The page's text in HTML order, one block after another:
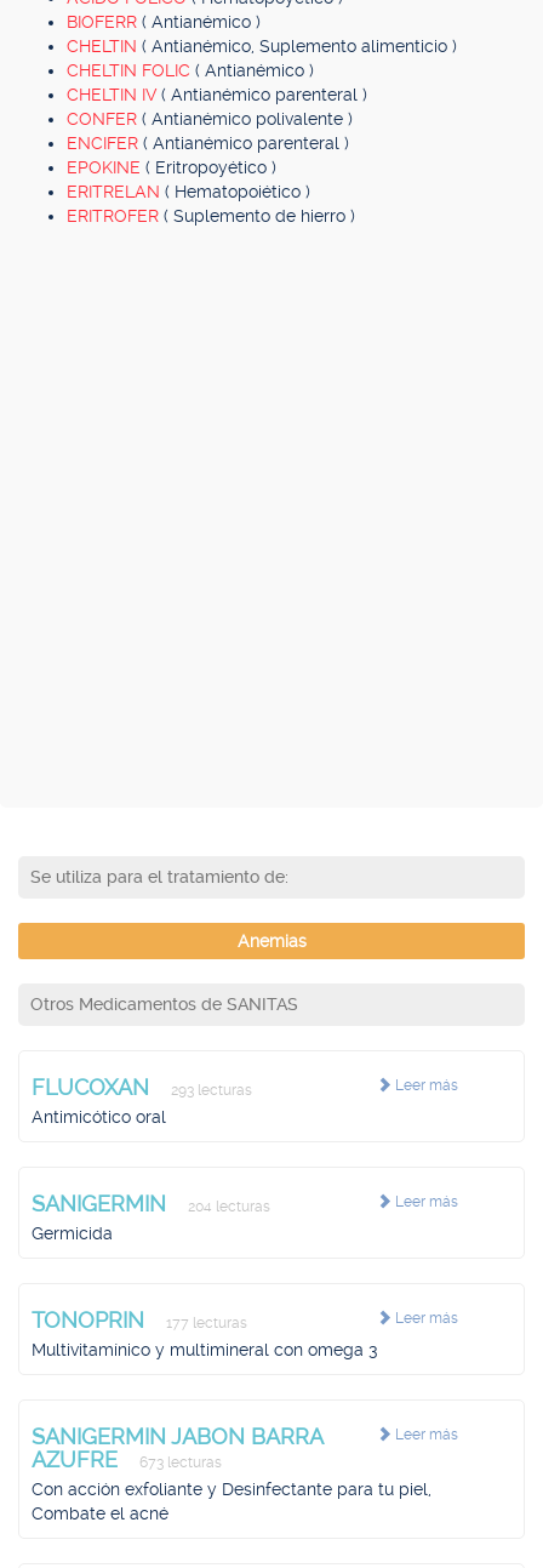
BIOFERR ( Antianémico )
CHELTIN ( Antianémico, Suplemento alimenticio )
CHELTIN FOLIC ( Antianémico )
CHELTIN IV( Antianémico parenteral )
CONFER ( Antianémico polivalente )
ENCIFER ( Antianémico parenteral )
EPOKINE ( Eritropoyético )
ERITRELAN ( Hematopoiético )
ERITROFER ( Suplemento de hierro )
Se utiliza para el tratamiento de:
Anemias
Otros Medicamentos de SANITAS
Leer más
FLUCOXAN 293 lecturas
Antimicótico oral
Leer más
SANIGERMIN 204 lecturas
Germicida
Leer más
TONOPRIN 177 lecturas
Multivitamínico y multimineral con omega 3
Leer más
SANIGERMIN JABON BARRA
AZUFRE
673 lecturas
Con acción exfoliante y Desinfectante para tu piel,
Combate el acné